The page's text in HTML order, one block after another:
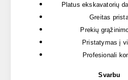
Platus ekskavatorių
Greitas
Prekių
Pristatymas į
Profesionali
Svarbu